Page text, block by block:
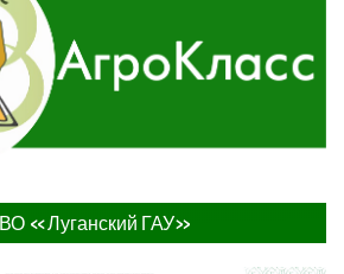
«Луганский ГАУ»